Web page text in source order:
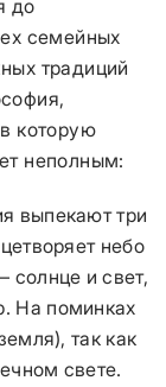
до
семейных
традиций
которую
неполным:
выпекают три
небо
солнце и свет,
На поминках
так как
свете.